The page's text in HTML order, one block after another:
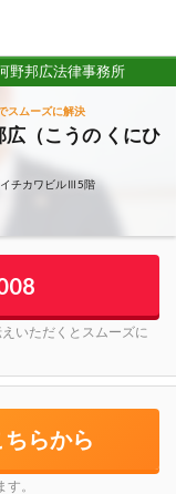
野邦広法律事務所
スムーズに解決
（こうの くにひ
チカワビルⅢ5階
えいただくとスムーズに
らから
。